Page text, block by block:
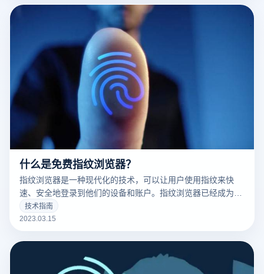
什么是免费指纹浏览器？
指纹浏览器是一种现代化的技术，可以让用户使用指纹来快
速、安全地登录到他们的设备和账户。指纹浏览器已经成为了
现代科技的标志之一，并且越来越多的人开始使用它。
技术指南
2023.03.15